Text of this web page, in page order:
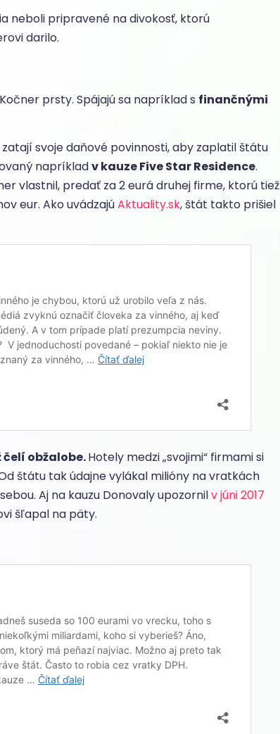
neboli pripravené na divokosť, ktorú
darilo.
prsty. Spájajú sa napríklad s finančnými
svoje daňové povinnosti, aby zaplatil štátu
napríkladv kauze Five Star Residence.
vlastnil, predať za 2 eurá druhej firme, ktorú tiež
eur. Ako uvádzajúAktuality.sk, štát takto prišiel
čelí obžalobe.Hotely medzi „svojimi“ firmami si
štátu tak údajne vylákal milióny na vratkách
Aj na kauzu Donovaly upozornilv júni 2017
šľapal na päty.